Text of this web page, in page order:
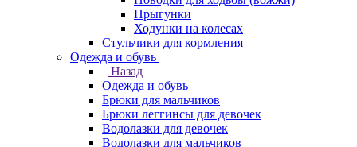
Прыгунки
Ходунки на колесах
Стульчики для кормления
Одежда и обувь
Назад
Одежда и обувь
Брюки для мальчиков
Брюки леггинсы для девочек
Водолазки для девочек
Водолазки для мальчиков